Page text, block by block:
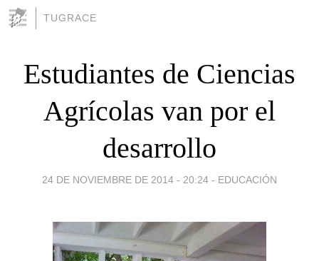
TUGRACE
Estudiantes de Ciencias
Agrícolas van por el
desarrollo
24 DE NOVIEMBRE DE 2014 - 20:24 - EDUCACIÓN